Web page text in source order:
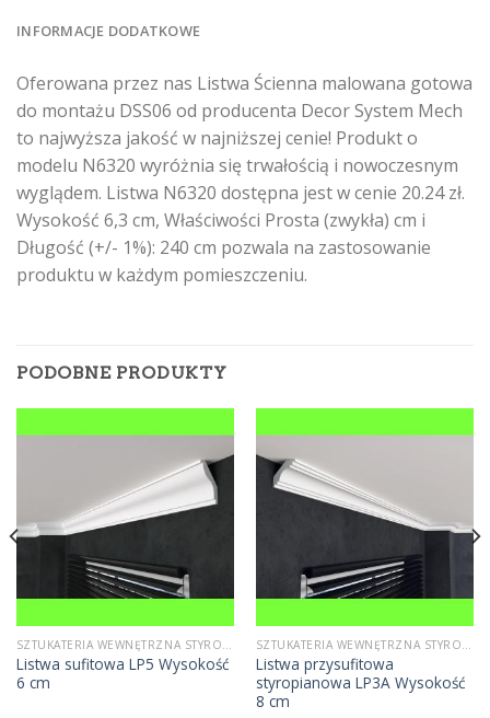
INFORMACJE DODATKOWE
Oferowana przez nas Listwa Ścienna malowana gotowa
do montażu DSS06 od producenta Decor System Mech
to najwyższa jakość w najniższej cenie! Produkt o
modelu N6320 wyróżnia się trwałością i nowoczesnym
wyglądem. Listwa N6320 dostępna jest w cenie 20.24 zł.
Wysokość 6,3 cm, Właściwości Prosta (zwykła) cm i
Długość (+/- 1%): 240 cm pozwala na zastosowanie
produktu w każdym pomieszczeniu.
PODOBNE PRODUKTY
SZTUKATERIA WEWNĘTRZNA STYROPIANOWA
Listwa sufitowa LP5 Wysokość
6 cm
SZTUKATERIA WEWNĘTRZNA STYROPIANOWA
Listwa przysufitowa
styropianowa LP3A Wysokość
8 cm